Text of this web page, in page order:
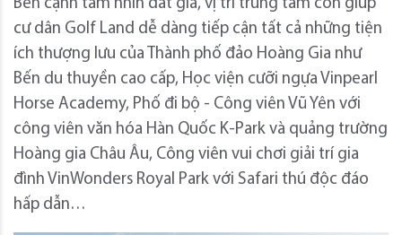
Bên cạnh tầm nhìn đắt giá, vị trí trung tâm còn giúp
cư dân Golf Land dễ dàng tiếp cận tất cả những tiện
ích thượng lưu của Thành phố đảo Hoàng Gia như
Bến du thuyền cao cấp, Học viện cưỡi ngựa Vinpearl
Horse Academy, Phố đi bộ - Công viên Vũ Yên với
công viên văn hóa Hàn Quốc K-Park và quảng trường
Hoàng gia Châu Âu, Công viên vui chơi giải trí gia
đình VinWonders Royal Park với Safari thú độc đáo
hấp dẫn…